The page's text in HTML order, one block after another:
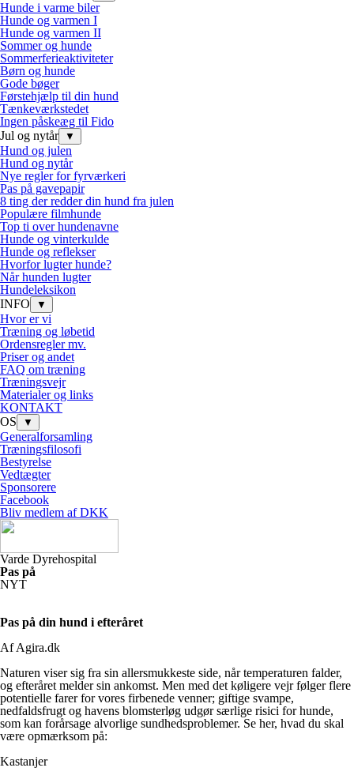
Hunde i varme biler
Hunde og varmen I
Hunde og varmen II
Sommer og hunde
Sommerferieaktiviteter
Børn og hunde
Gode bøger
Førstehjælp til din hund
Tænkeværkstedet
Ingen påskeæg til Fido
Jul og nytår
▼
Hund og julen
Hund og nytår
Nye regler for fyrværkeri
Pas på gavepapir
8 ting der redder din hund fra julen
Populære filmhunde
Top ti over hundenavne
Hunde og vinterkulde
Hunde og reflekser
Hvorfor lugter hunde?
Når hunden lugter
Hundeleksikon
INFO
▼
Hvor er vi
Træning og løbetid
Ordensregler mv.
Priser og andet
FAQ om træning
Træningsvejr
Materialer og links
KONTAKT
OS
▼
Generalforsamling
Træningsfilosofi
Bestyrelse
Vedtægter
Sponsorere
Facebook
Bliv medlem af DKK
Varde Dyrehospital
Pas på
NYT
Pas på din hund i efteråret
Af Agira.dk
Naturen viser sig fra sin allersmukkeste side, når temperaturen falder,
og efteråret melder sin ankomst. Men med det køligere vejr følger flere
potentielle farer for vores firbenede venner; giftige svampe,
nedfaldsfrugt og havens blomsterløg udgør særlige risici for hunde,
som kan forårsage alvorlige sundhedsproblemer. Se her, hvad du skal
være opmærksom på:
Kastanjer